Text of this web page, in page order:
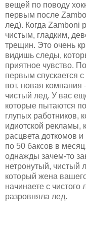
вещей по поводу
первым после
лед). Когда Zamboni
чистым, гладким,
трещин. Это очень
видишь следы,
приятное чувство.
первым спускается
вот, новая компания
чистый лед. У вас
которые пытаются
глупых работников,
идиотской рекламы,
расцвета доткомов
по 50 баксов в
однажды зачем-то
нетронутый, чистый
который жена
начинаете с
разровняла лед.